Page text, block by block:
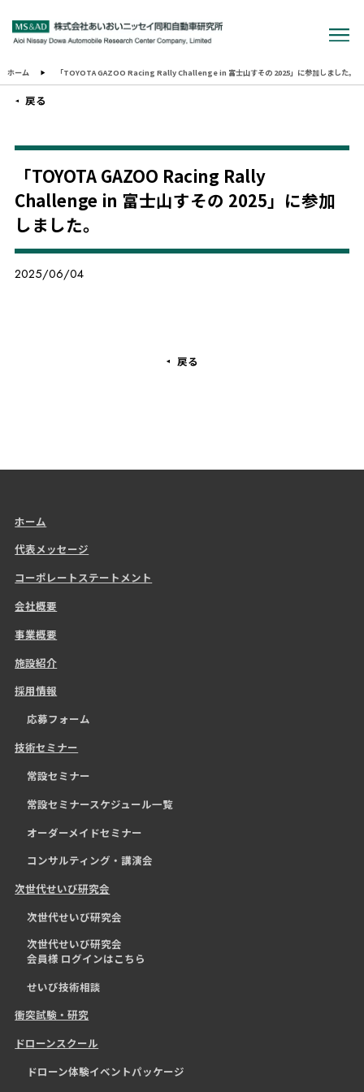
ホーム 「TOYOTA GAZOO Racing Rally Challenge in 富士山すその 2025」に参加しました。
戻る
「TOYOTA GAZOO Racing Rally
Challenge in 富士山すその 2025」に参加
しました。
2025/06/04
戻る
ホーム
代表メッセージ
コーポレートステートメント
会社概要
事業概要
施設紹介
採用情報
応募フォーム
技術セミナー
常設セミナー
常設セミナースケジュール一覧
オーダーメイドセミナー
コンサルティング・講演会
次世代せいび研究会
次世代せいび研究会
次世代せいび研究会
会員様 ログインはこちら
せいび技術相談
衝突試験・研究
ドローンスクール
ドローン体験イベントパッケージ